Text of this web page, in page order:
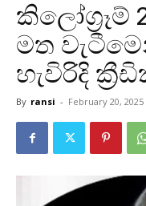
කිලෝග්‍රෑම්
මත
හැවිරිදි
By ransi - February 20, 2025